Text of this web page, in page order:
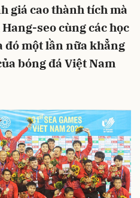
giá cao thành tích mà
seo cùng các học
đó một lần nữa khẳng
bóng đá Việt Nam